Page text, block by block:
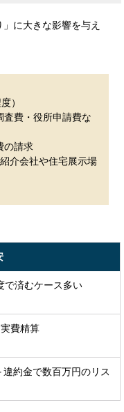
に大きな影響を与え
）
査費・役所申請費な
の請求
介会社や住宅展示場
で済むケース多い
費精算
約金で数百万円のリス